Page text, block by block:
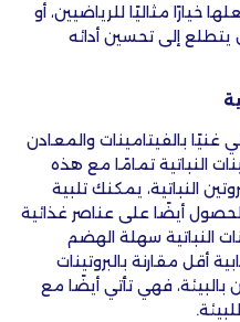
خيارًا مثاليًا للرياضيين، أو
إلى تحسين أدائه
غنيًا بالفيتامينات والمعادن
النباتية تمامًا مع هذه
النباتية، يمكنك تلبية
أيضًا على عناصر غذائية
النباتية سهلة الهضم
أقل مقارنة بالبروتينات
بالبيئة، فهي تأتي أيضًا مع